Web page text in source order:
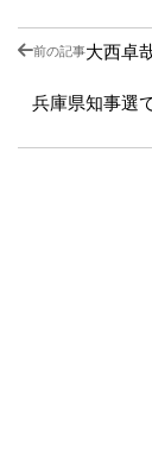
前の記事大西卓
兵庫県知事選